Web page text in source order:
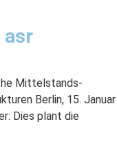
asr
Mittelstands-
Berlin, 15. Januar
Dies plant die